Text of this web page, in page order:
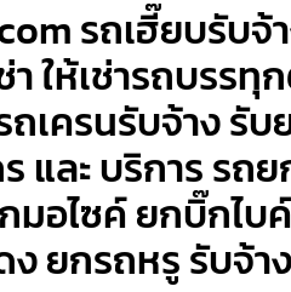
รถเฮี๊ยบรับ
า ให้เช่ารถบรร
ถเครนรับจ้าง
และ บริการ ร
มอไซค์ ยกบิ๊กไ
ง ยกรถหรู รับจ้